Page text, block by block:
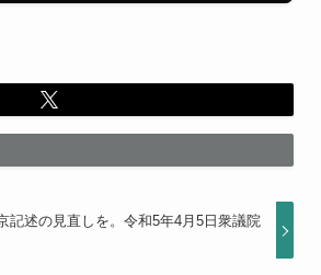
記述の見直しを。令和5年4月5日衆議院